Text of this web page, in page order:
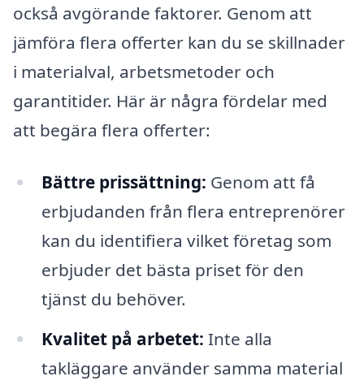
också avgörande faktorer. Genom att
jämföra flera offerter kan du se skillnader
i materialval, arbetsmetoder och
garantitider. Här är några fördelar med
att begära flera offerter:
Bättre prissättning: Genom att få
erbjudanden från flera entreprenörer
kan du identifiera vilket företag som
erbjuder det bästa priset för den
tjänst du behöver.
Kvalitet på arbetet: Inte alla
takläggare använder samma material